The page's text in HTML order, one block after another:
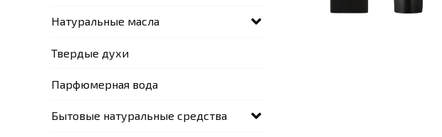
Натуральные масла
Твердые духи
Парфюмерная вода
Бытовые натуральные средства